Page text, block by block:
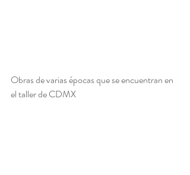
Obras de varias épocas que se encuentran en
el taller de CDMX